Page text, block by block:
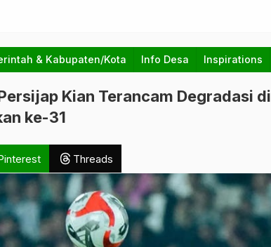
& Kabupaten/Kota Info Desa Inspirations
Kian Terancam Degradasi di
ke-31
Threads